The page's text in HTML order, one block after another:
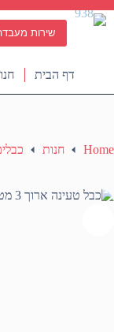
שירות
דף הבית
Home חנות